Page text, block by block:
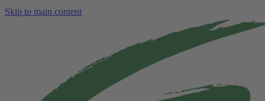
Skip to main content